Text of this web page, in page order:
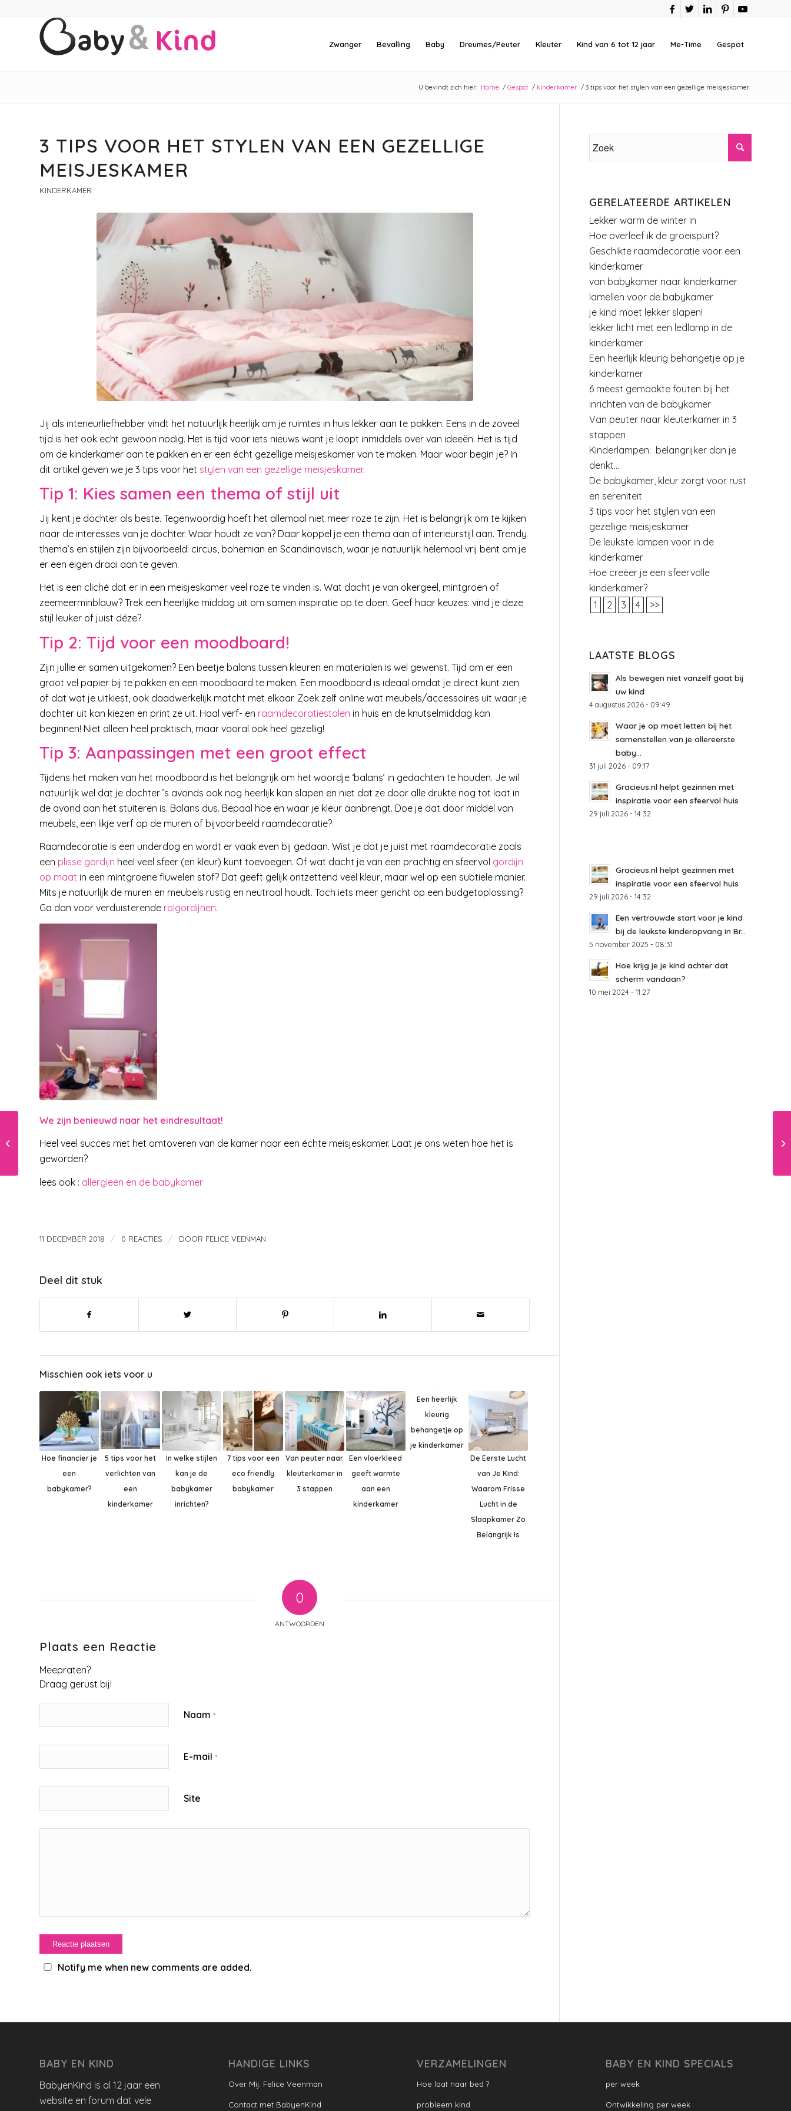
Zwanger Bevalling Baby Dreumes/Peuter Kleuter Kind van 6 tot 12 jaar Me-Time Gespot
U bevindt zich hier: Home / Gespot / kinderkamer / 3 tips voor het stylen van een gezellige meisjeskamer
3 TIPS VOOR HET STYLEN VAN EEN GEZELLIGE
MEISJESKAMER
KINDERKAMER
Jij als interieurliefhebber vindt het natuurlijk heerlijk om je ruimtes in huis lekker aan te pakken. Eens in de zoveel
tijd is het ook echt gewoon nodig. Het is tijd voor iets nieuws want je loopt inmiddels over van ideeën. Het is tijd
om de kinderkamer aan te pakken en er een écht gezellige meisjeskamer van te maken. Maar waar begin je? In
dit artikel geven we je 3 tips voor het stylen van een gezellige meisjeskamer.
Tip 1: Kies samen een thema of stijl uit
Jij kent je dochter als beste. Tegenwoordig hoeft het allemaal niet meer roze te zijn. Het is belangrijk om te kijken
naar de interesses van je dochter. Waar houdt ze van? Daar koppel je een thema aan of interieurstijl aan. Trendy
thema’s en stijlen zijn bijvoorbeeld: circus, bohemian en Scandinavisch, waar je natuurlijk helemaal vrij bent om je
er een eigen draai aan te geven.
Het is een cliché dat er in een meisjeskamer veel roze te vinden is. Wat dacht je van okergeel, mintgroen of
zeemeerminblauw? Trek een heerlijke middag uit om samen inspiratie op te doen. Geef haar keuzes: vind je deze
stijl leuker of juist déze?
Tip 2: Tijd voor een moodboard!
Zijn jullie er samen uitgekomen? Een beetje balans tussen kleuren en materialen is wel gewenst. Tijd om er een
groot vel papier bij te pakken en een moodboard te maken. Een moodboard is ideaal omdat je direct kunt zien
of dat wat je uitkiest, ook daadwerkelijk matcht met elkaar. Zoek zelf online wat meubels/accessoires uit waar je
dochter uit kan kiezen en print ze uit. Haal verf- en raamdecoratiestalen in huis en de knutselmiddag kan
beginnen! Niet alleen heel praktisch, maar vooral ook heel gezellig!
Tip 3: Aanpassingen met een groot effect
Tijdens het maken van het moodboard is het belangrijk om het woordje ‘balans’ in gedachten te houden. Je wil
natuurlijk wel dat je dochter ’s avonds ook nog heerlijk kan slapen en niet dat ze door alle drukte nog tot laat in
de avond aan het stuiteren is. Balans dus. Bepaal hoe en waar je kleur aanbrengt. Doe je dat door middel van
meubels, een likje verf op de muren of bijvoorbeeld raamdecoratie?
Raamdecoratie is een underdog en wordt er vaak even bij gedaan. Wist je dat je juist met raamdecoratie zoals
een plisse gordijn heel veel sfeer (en kleur) kunt toevoegen. Of wat dacht je van een prachtig en sfeervol gordijn
op maat in een mintgroene fluwelen stof? Dat geeft gelijk ontzettend veel kleur, maar wel op een subtiele manier.
Mits je natuurlijk de muren en meubels rustig en neutraal houdt. Toch iets meer gericht op een budgetoplossing?
Ga dan voor verduisterende rolgordijnen.
We zijn benieuwd naar het eindresultaat!
Heel veel succes met het omtoveren van de kamer naar een échte meisjeskamer. Laat je ons weten hoe het is
geworden?
lees ook : allergieen en de babykamer
11 DECEMBER 2018 / 0 REACTIES / DOOR FELICE VEENMAN
Deel dit stuk
Misschien ook iets voor u
Hoe financier je
een
babykamer?
5 tips voor het
verlichten van
een
kinderkamer
In welke stijlen
kan je de
babykamer
inrichten?
7 tips voor een
eco friendly
babykamer
Van peuter naar
kleuterkamer in
3 stappen
Een vloerkleed
geeft warmte
aan een
kinderkamer
Een heerlijk
kleurig
behangetje op
je kinderkamer
De Eerste Lucht
van Je Kind:
Waarom Frisse
Lucht in de
Slaapkamer Zo
Belangrijk Is
0
ANTWOORDEN
Plaats een Reactie
Meepraten?
Draag gerust bij!
Naam *
E-mail *
Site
Notify me when new comments are added.
GERELATEERDE ARTIKELEN
Lekker warm de winter in
Hoe overleef ik de groeispurt?
Geschikte raamdecoratie voor een
kinderkamer
van babykamer naar kinderkamer
lamellen voor de babykamer
je kind moet lekker slapen!
lekker licht met een ledlamp in de
kinderkamer
Een heerlijk kleurig behangetje op je
kinderkamer
6 meest gemaakte fouten bij het
inrichten van de babykamer
Van peuter naar kleuterkamer in 3
stappen
Kinderlampen: belangrijker dan je
denkt…
De babykamer, kleur zorgt voor rust
en sereniteit
3 tips voor het stylen van een
gezellige meisjeskamer
De leukste lampen voor in de
kinderkamer
Hoe creëer je een sfeervolle
kinderkamer?
1
2 3 4 >>
LAATSTE BLOGS
Als bewegen niet vanzelf gaat bij
uw kind
4 augustus 2026 - 09:49
Waar je op moet letten bij het
samenstellen van je allereerste
baby...
31 juli 2026 - 09:17
Gracieus.nl helpt gezinnen met
inspiratie voor een sfeervol huis
29 juli 2026 - 14:32
Gracieus.nl helpt gezinnen met
inspiratie voor een sfeervol huis
29 juli 2026 - 14:32
Een vertrouwde start voor je kind
bij de leukste kinderopvang in Br...
5 november 2025 - 08:31
Hoe krijg je je kind achter dat
scherm vandaan?
10 mei 2024 - 11:27
BABY EN KIND
BabyenKind is al 12 jaar een
website en forum dat vele
HANDIGE LINKS
Over Mij: Felice Veenman
Contact met BabyenKind
VERZAMELINGEN
Hoe laat naar bed ?
probleem kind
BABY EN KIND SPECIALS
per week
Ontwikkeling per week
de tv?